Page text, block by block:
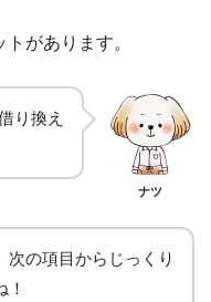
があります。
り換え
ナツ
次の項目からじっくり